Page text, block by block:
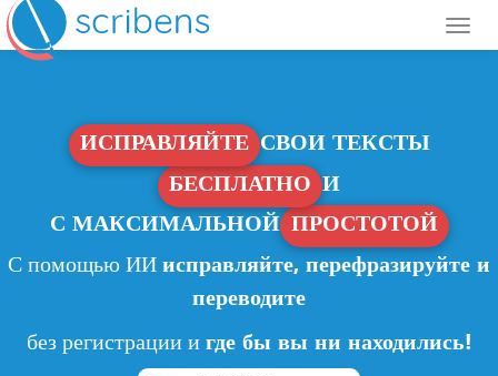
ИСПРАВЛЯЙТЕ СВОИ ТЕКСТЫ
БЕСПЛАТНО И
С МАКСИМАЛЬНОЙ ПРОСТОТОЙ
С помощью ИИисправляйте, перефразируйте и
переводите
без регистрации игде бы вы ни находились!